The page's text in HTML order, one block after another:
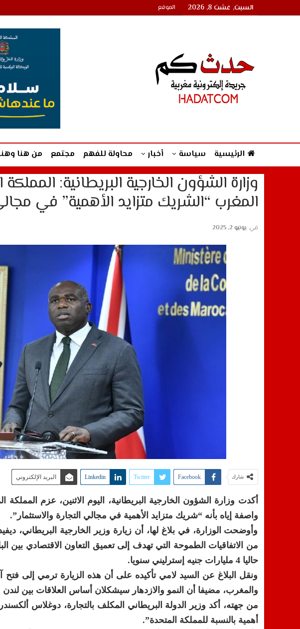
السبت, غشت 8, 2026 الموقع
الرئيسية سياسة أخبار محاولة للفهم مجتمع من هنا
وزارة الشؤون الخارجية البريطانية:
المغرب “الشريك متزايد الأهمية” في
في يونيو 2, 2025
شارك Facebook
Twitter
Linkedin البريد الإلكتروني
أكدت وزارة الشؤون الخارجية البريطانية، اليوم الاثنين، عزم المملكة
واصفة إياه بأنه “شريك متزايد الأهمية في مجالي التجارة والاستثمار”.
وأوضحت الوزارة، في بلاغ لها، أن زيارة وزير الخارجية البريطاني،
من الاتفاقيات الطموحة التي تهدف إلى تعميق التعاون الاقتصادي بين
حاليا 4 مليارات جنيه إسترليني سنويا.
ونقل البلاغ عن السيد لامي تأكيده على أن هذه الزيارة ترمي إلى فتح
والمغرب، مضيفا أن النمو والازدهار سيشكلان أساس العلاقات بين لندن
من جهته، أكد وزير الدولة البريطاني المكلف بالتجارة، دوغلاس
أهمية بالنسبة للمملكة المتحدة”.